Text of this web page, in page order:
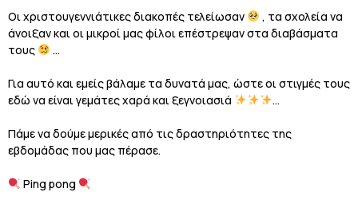
Οι χριστουγεννιάτικες διακοπές τελείωσαν
, τα σχολεία να
άνοιξαν και οι μικροί μας φίλοι επέστρεψαν στα διαβάσματα
τους
…
Για αυτό και εμείς βάλαμε τα δυνατά μας, ώστε οι στιγμές τους
εδώ να είναι γεμάτες χαρά και ξεγνοιασιά
…
Πάμε να δούμε μερικές από τις δραστηριότητες της
εβδομάδας που μας πέρασε.
Ping pong